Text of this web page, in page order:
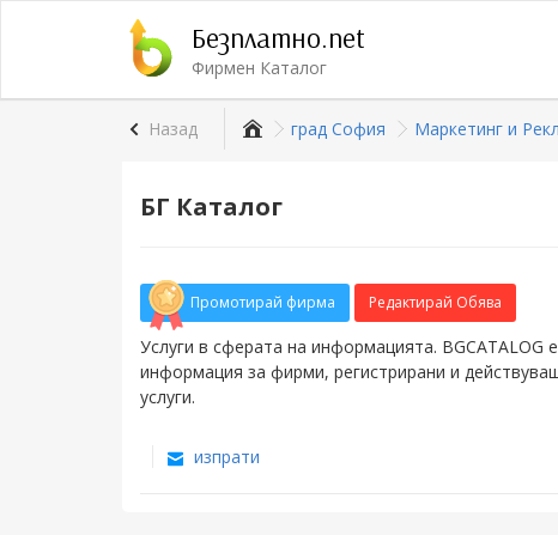
Безплатно.net
Фирмен Каталог
Назад град София Маркетинг и
БГ Каталог
Промотирай фирма Редактирай Обява
Услуги в сферата на информацията.
информация за фирми, регистрирани и
услуги.
изпрати